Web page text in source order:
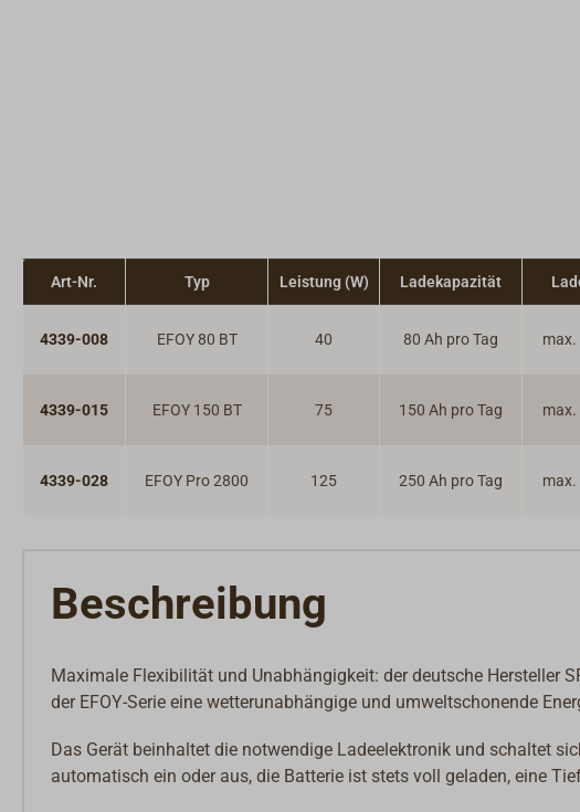
Art-Nr. Typ Leistung (W) Ladekapazität
4339-008 EFOY 80 BT 40 80 Ah pro Tag max.
4339-015 EFOY 150 BT 75 150 Ah pro Tag max.
4339-028 EFOY Pro 2800 125 250 Ah pro Tag max.
Beschreibung
Maximale Flexibilität und Unabhängigkeit: der deutsche Hersteller
der EFOY-Serie eine wetterunabhängige und umweltschonende
Das Gerät beinhaltet die notwendige Ladeelektronik und schaltet
automatisch ein oder aus, die Batterie ist stets voll geladen, eine